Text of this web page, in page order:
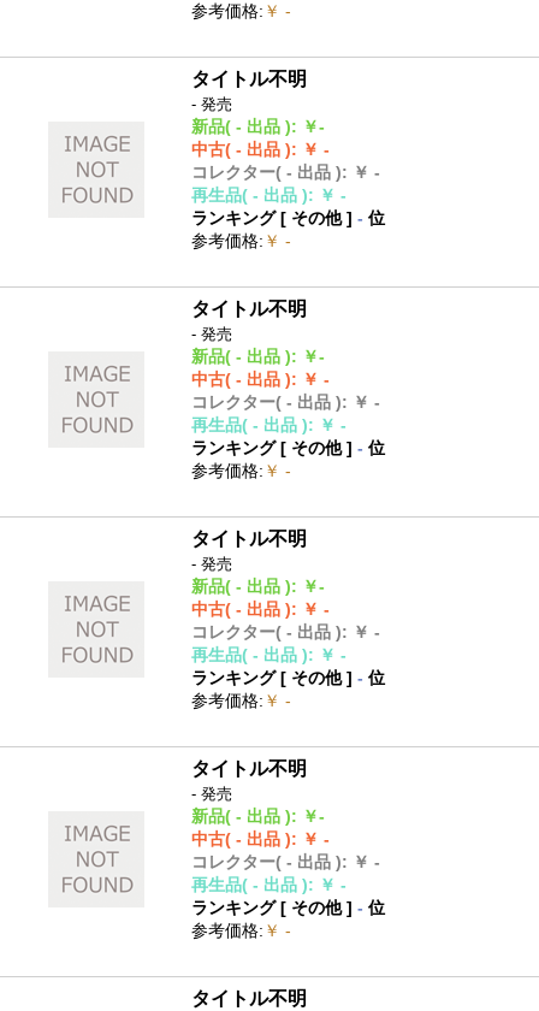
参考価格: ￥ -
タイトル不明
- 発売
新品( - 出品 ): ￥-
中古( - 出品 ): ￥ -
コレクター( - 出品 ): ￥ -
再生品( - 出品 ): ￥ -
ランキング [ その他]- 位
参考価格: ￥ -
タイトル不明
- 発売
新品( - 出品 ): ￥-
中古( - 出品 ): ￥ -
コレクター( - 出品 ): ￥ -
再生品( - 出品 ): ￥ -
ランキング [ その他]- 位
参考価格: ￥ -
タイトル不明
- 発売
新品( - 出品 ): ￥-
中古( - 出品 ): ￥ -
コレクター( - 出品 ): ￥ -
再生品( - 出品 ): ￥ -
ランキング [ その他]- 位
参考価格: ￥ -
タイトル不明
- 発売
新品( - 出品 ): ￥-
中古( - 出品 ): ￥ -
コレクター( - 出品 ): ￥ -
再生品( - 出品 ): ￥ -
ランキング [ その他]- 位
参考価格: ￥ -
タイトル不明